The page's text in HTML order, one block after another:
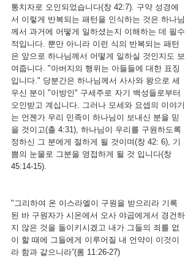
통치자로 오인되었습니다(창 42:7). 구약 성경에
서 이렇게 반복되는 패턴을 인식하는 것은 하나님
께서 과거에 어떻게 일하셨는지 이해하는 데 필수
적입니다. 뿐만 아니라 이런 식의 반복되는 패턴
은 앞으로 하나님께서 어떻게 일하실 것인지도 보
여줍니다. "아버지의 행위는 아들들에 대한 표징
입니다." 당분간은 하나님께서 사사와 왕으로 세
우신 분이 "이방인" 구세주로 자기 백성들로부터
오인받고 계십니다. 그러나 모세와 요셉의 이야기
는 언젠가 우리 민족이 하나님이 보내신 분을 믿
을 것이고(출 4:31), 하나님이 우리를 구원하도록
정하신 그 분에게 절하게 될 것이며(창 42: 6), 기
쁨의 눈물로 그분을 영접하게 될 것 입니다(창
45:14-15).
"그리하여 온 이스라엘이 구원을 받으리라 기록
된 바 구원자가 시온에서 오사 야곱에게서 경건하
지 않은 것을 돌이키시겠고 내가 그들의 죄를 없
이 할 때에 그들에게 이루어질 내 언약이 이것이
라 함과 같으니라”(롬 11:26-27)